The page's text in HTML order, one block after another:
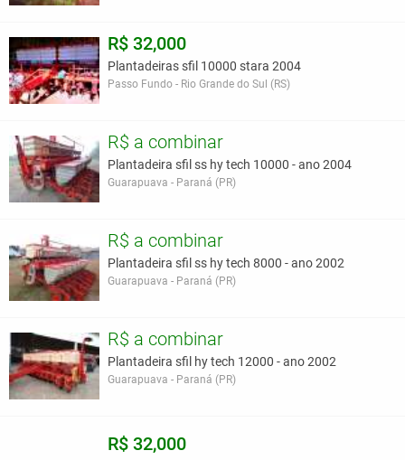
R$ 32,000
Plantadeiras sfil 10000 stara 2004
Passo Fundo - Rio Grande do Sul (RS)
R$ a combinar
Plantadeira sfil ss hy tech 10000 - ano 2004
Guarapuava - Paraná (PR)
R$ a combinar
Plantadeira sfil ss hy tech 8000 - ano 2002
Guarapuava - Paraná (PR)
R$ a combinar
Plantadeira sfil hy tech 12000 - ano 2002
Guarapuava - Paraná (PR)
R$ 32,000